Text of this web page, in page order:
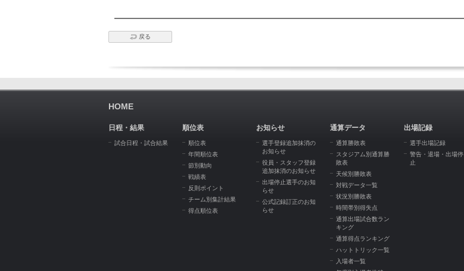
戻る
HOME
日程・結果
試合日程・試合結果
順位表
順位表
年間順位表
節別動向
戦績表
反則ポイント
チーム別集計結果
得点順位表
お知らせ
選手登録追加抹消の
お知らせ
役員・スタッフ登録
追加抹消のお知らせ
出場停止選手のお知
らせ
公式記録訂正のお知
らせ
通算データ
通算勝敗表
スタジアム別通算勝
敗表
天候別勝敗表
対戦データ一覧
状況別勝敗表
時間帯別得失点
通算出場試合数ラン
キング
通算得点ランキング
ハットトリック一覧
入場者一覧
出場記録
選手出場記録
警告・退場・出場停
止